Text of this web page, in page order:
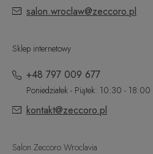
salon.wroclaw@zeccoro.pl
Sklep internetowy
+48 797 009 677
Poniedziałek - Piątek: 10:30 - 18:00
kontakt@zeccoro.pl
Salon Zeccoro Wroclavia